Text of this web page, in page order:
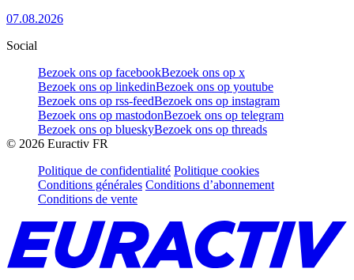
07.08.2026
Social
Bezoek ons op facebookBezoek ons op x
Bezoek ons op linkedinBezoek ons op youtube
Bezoek ons op rss-feedBezoek ons op instagram
Bezoek ons op mastodonBezoek ons op telegram
Bezoek ons op blueskyBezoek ons op threads
© 2026 Euractiv FR
Politique de confidentialité Politique cookies
Conditions générales Conditions d’abonnement
Conditions de vente